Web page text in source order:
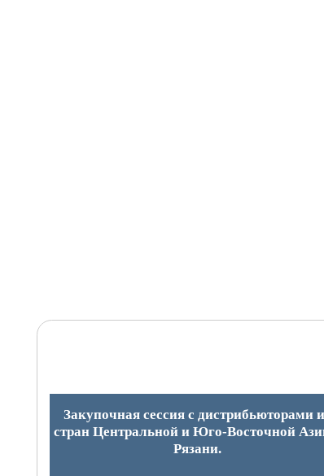
Закупочная сессия с дистрибьюторами
стран Центральной и Юго-Восточной
Рязани.